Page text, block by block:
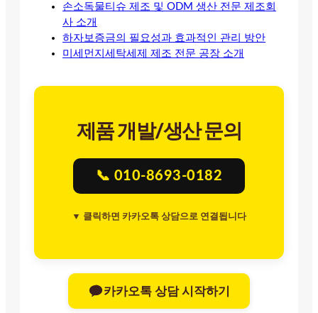
손소독물티슈 제조 및 ODM 생산 전문 제조회
사 소개
하자보증금의 필요성과 효과적인 관리 방안
미세먼지세탁세제 제조 전문 공장 소개
제품 개발/생산 문의
📞 010-8693-0182
▼ 클릭하면 카카오톡 상담으로 연결됩니다
카카오톡 상담 시작하기